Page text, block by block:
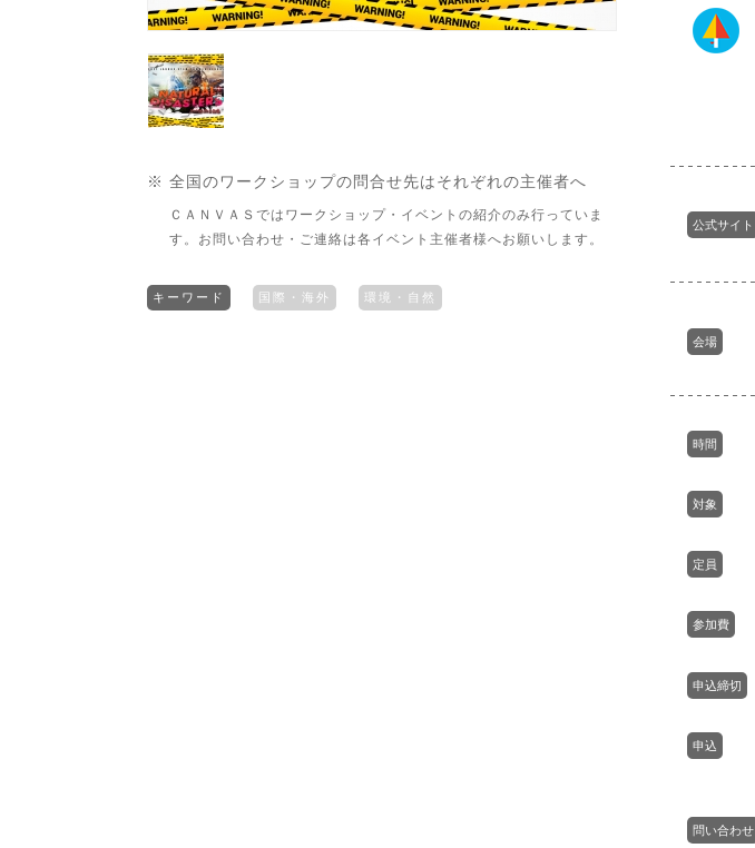
※ 全国のワークショップの問合せ先はそれぞれの主催者へ
ＣＡＮＶＡＳではワークショップ・イベントの紹介のみ行っていま
す。お問い合わせ・ご連絡は各イベント主催者様へお願いします。
キーワード 国際・海外 環境・自然
公式サイト
会場
時間
対象
定員
参加費
申込締切
申込
問い合わせ